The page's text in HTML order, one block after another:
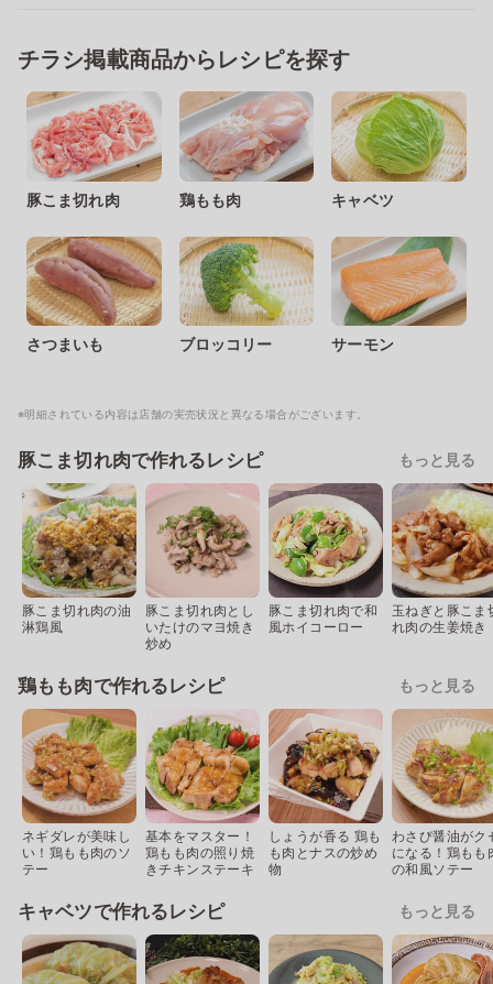
チラシ掲載商品からレシピを探す
豚こま切れ肉 鶏もも肉 キャベツ
さつまいも ブロッコリー サーモン
※明細されている内容は店舗の実売状況と異なる場合がございます。
豚こま切れ肉で作れるレシピ もっと見る
豚こま切れ肉の油
淋鶏風
豚こま切れ肉とし
いたけのマヨ焼き
炒め
豚こま切れ肉で和
風ホイコーロー
玉ねぎと豚こま
れ肉の生姜焼き
鶏もも肉で作れるレシピ もっと見る
ネギダレが美味し
い！鶏もも肉のソ
テー
基本をマスター！
鶏もも肉の照り焼
きチキンステーキ
しょうが香る 鶏も
も肉とナスの炒め
物
わさび醤油がク
になる！鶏もも
の和風ソテー
キャベツで作れるレシピ もっと見る